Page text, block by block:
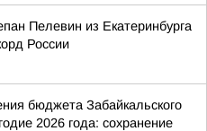
Пелевин из Екатеринбурга
России
бюджета Забайкальского
2026 года: сохранение